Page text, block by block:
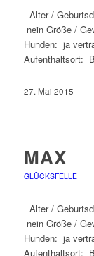
Alter /
nein Größe /
Hunden: ja
Aufenthaltsort:
27. Mai 2015
MAX
GLÜCKSFELLE
Alter /
nein Größe /
Hunden: ja
Aufenthaltsort: